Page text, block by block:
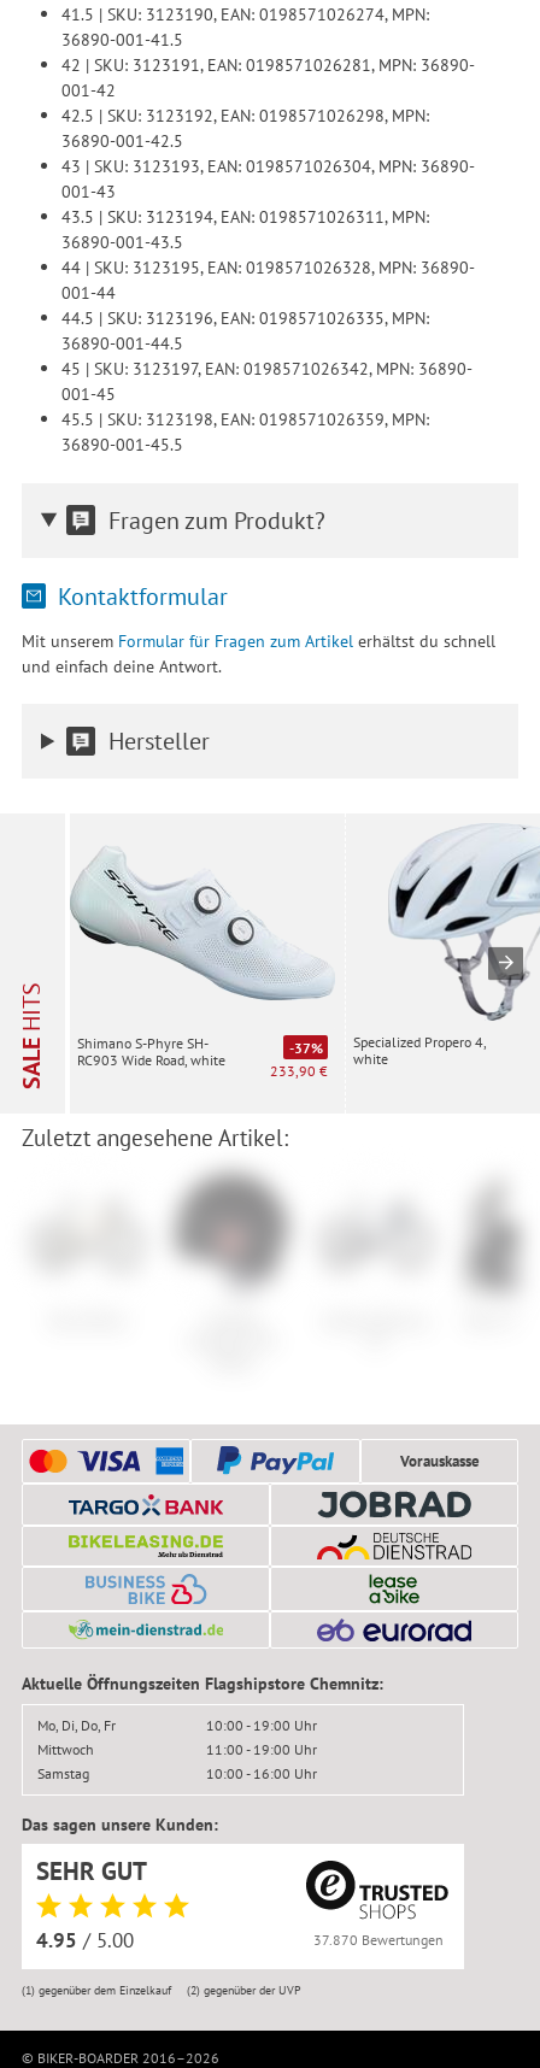
41.5 | SKU: 3123190, EAN: 0198571026274, MPN:
36890-001-41.5
42 | SKU: 3123191, EAN: 0198571026281, MPN: 36890-
001-42
42.5 | SKU: 3123192, EAN: 0198571026298, MPN:
36890-001-42.5
43 | SKU: 3123193, EAN: 0198571026304, MPN: 36890-
001-43
43.5 | SKU: 3123194, EAN: 0198571026311, MPN:
36890-001-43.5
44 | SKU: 3123195, EAN: 0198571026328, MPN: 36890-
001-44
44.5 | SKU: 3123196, EAN: 0198571026335, MPN:
36890-001-44.5
45 | SKU: 3123197, EAN: 0198571026342, MPN: 36890-
001-45
45.5 | SKU: 3123198, EAN: 0198571026359, MPN:
36890-001-45.5
Fragen zum Produkt?
Kontaktformular
Mit unserem Formular für Fragen zum Artikel erhältst du schnell
und einfach deine Antwort.
Hersteller
SALE
HITS
Shimano S-Phyre SH-
RC903 Wide Road, white
-37%
233,90 €
Specialized Propero 4,
white
Zuletzt angesehene Artikel:
Vorauskasse
Aktuelle Öffnungszeiten Flagshipstore Chemnitz:
Mo, Di, Do, Fr
10:00 - 19:00 Uhr
Mittwoch
11:00 - 19:00 Uhr
Samstag
10:00 - 16:00 Uhr
Das sagen unsere Kunden:
SEHR GUT
4.95 / 5.00 37.870 Bewertungen
(1)gegenüber dem Einzelkauf (2) gegenüber der UVP
© BIKER-BOARDER 2016–2026